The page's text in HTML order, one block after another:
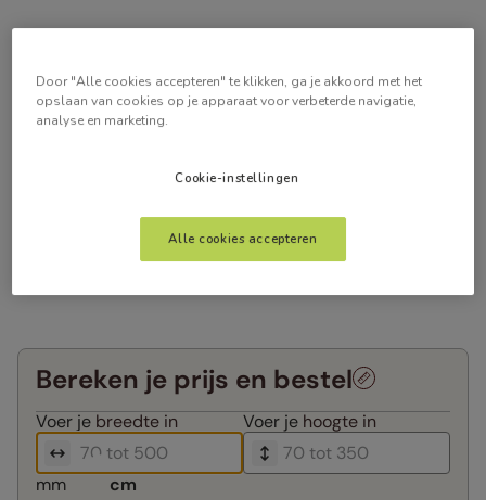
Bereken je prijs en bestel
Voer je breedte in Voer je hoogte in
mm cm
Door "Alle cookies accepteren" te klikken, ga je akkoord met het
opslaan van cookies op je apparaat voor verbeterde navigatie,
analyse en marketing.
Cookie-instellingen
Alle cookies accepteren